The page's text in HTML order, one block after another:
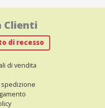
Clienti
di recesso
di vendita